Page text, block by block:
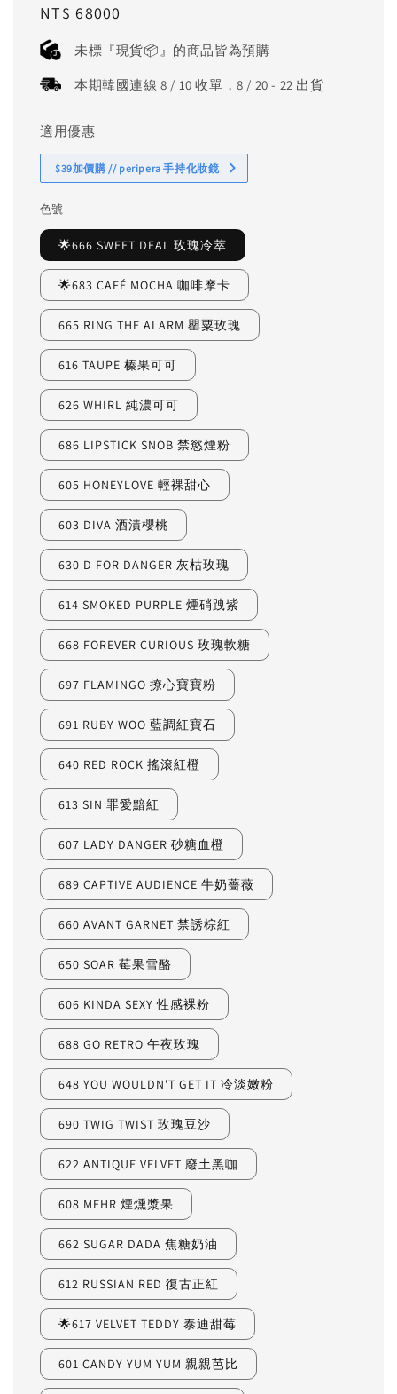
Regular
price
NT$ 68000
未標『現貨📦』的商品皆為預購
本期韓國連線 8 / 10 收單，8 / 20 - 22 出貨
適用優惠
$39加價購 // peripera 手持化妝鏡
色號
🌟666 SWEET DEAL 玫瑰冷萃
🌟683 CAFÉ MOCHA 咖啡摩卡
665 RING THE ALARM 罌粟玫瑰
616 TAUPE 榛果可可
626 WHIRL 純濃可可
686 LIPSTICK SNOB 禁慾煙粉
605 HONEYLOVE 輕裸甜心
603 DIVA 酒漬櫻桃
630 D FOR DANGER 灰枯玫瑰
614 SMOKED PURPLE 煙硝跩紫
668 FOREVER CURIOUS 玫瑰軟糖
697 FLAMINGO 撩心寶寶粉
691 RUBY WOO 藍調紅寶石
640 RED ROCK 搖滾紅橙
613 SIN 罪愛黯紅
607 LADY DANGER 砂糖血橙
689 CAPTIVE AUDIENCE 牛奶薔薇
660 AVANT GARNET 禁誘棕紅
650 SOAR 莓果雪酪
606 KINDA SEXY 性感裸粉
688 GO RETRO 午夜玫瑰
648 YOU WOULDN'T GET IT 冷淡嫩粉
690 TWIG TWIST 玫瑰豆沙
622 ANTIQUE VELVET 廢土黑咖
608 MEHR 煙燻漿果
662 SUGAR DADA 焦糖奶油
612 RUSSIAN RED 復古正紅
🌟617 VELVET TEDDY 泰迪甜莓
601 CANDY YUM YUM 親親芭比